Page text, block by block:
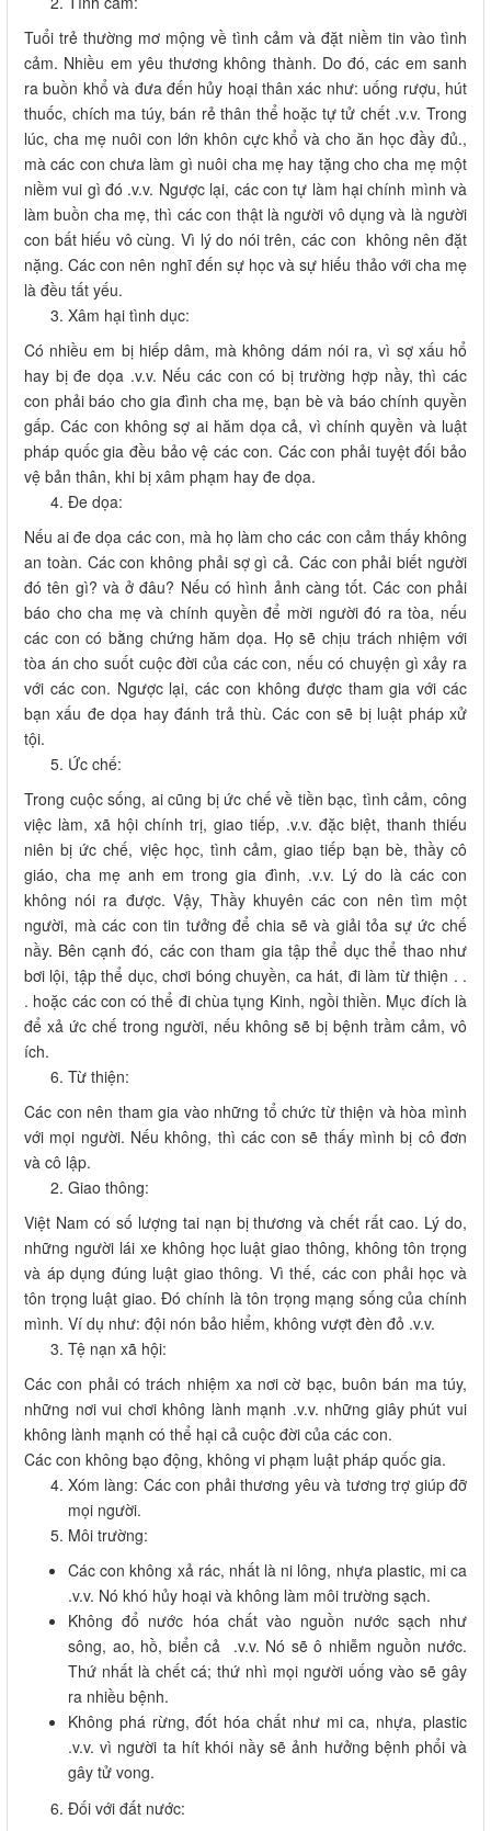
Tuổi trẻ thường mơ mộng về tình cảm và đặt niềm tin vào tình
cảm. Nhiều em yêu thương không thành. Do đó, các em sanh
ra buồn khổ và đưa đến hủy hoại thân xác như: uống rượu, hút
thuốc, chích ma túy, bán rẻ thân thể hoặc tự tử chết .v.v. Trong
lúc, cha mẹ nuôi con lớn khôn cực khổ và cho ăn học đầy đủ.,
mà các con chưa làm gì nuôi cha mẹ hay tặng cho cha mẹ một
niềm vui gì đó .v.v. Ngược lại, các con tự làm hại chính mình và
làm buồn cha mẹ, thì các con thật là người vô dụng và là người
con bất hiếu vô cùng. Vì lý do nói trên, các con không nên đặt
nặng. Các con nên nghĩ đến sự học và sự hiếu thảo với cha mẹ
là đều tất yếu.
Xâm hại tình dục:
Có nhiều em bị hiếp dâm, mà không dám nói ra, vì sợ xấu hổ
hay bị đe dọa .v.v. Nếu các con có bị trường hợp nầy, thì các
con phải báo cho gia đình cha mẹ, bạn bè và báo chính quyền
gấp. Các con không sợ ai hăm dọa cả, vì chính quyền và luật
pháp quốc gia đều bảo vệ các con. Các con phải tuyệt đối bảo
vệ bản thân, khi bị xâm phạm hay đe dọa.
Đe dọa:
Nếu ai đe dọa các con, mà họ làm cho các con cảm thấy không
an toàn. Các con không phải sợ gì cả. Các con phải biết người
đó tên gì? và ở đâu? Nếu có hình ảnh càng tốt. Các con phải
báo cho cha mẹ và chính quyền để mời người đó ra tòa, nếu
các con có bằng chứng hăm dọa. Họ sẽ chịu trách nhiệm với
tòa án cho suốt cuộc đời của các con, nếu có chuyện gì xảy ra
với các con. Ngược lại, các con không được tham gia với các
bạn xấu đe dọa hay đánh trả thù. Các con sẽ bị luật pháp xử
tội.
Ức chế:
Trong cuộc sống, ai cũng bị ức chế về tiền bạc, tình cảm, công
việc làm, xã hội chính trị, giao tiếp, .v.v. đặc biệt, thanh thiếu
niên bị ức chế, việc học, tình cảm, giao tiếp bạn bè, thầy cô
giáo, cha mẹ anh em trong gia đình, .v.v. Lý do là các con
không nói ra được. Vậy, Thầy khuyên các con nên tìm một
người, mà các con tin tưởng để chia sẽ và giải tỏa sự ức chế
nầy. Bên cạnh đó, các con tham gia tập thể dục thể thao như
bơi lội, tập thể dục, chơi bóng chuyền, ca hát, đi làm từ thiện . .
. hoặc các con có thể đi chùa tụng Kinh, ngồi thiền. Mục đích là
để xả ức chế trong người, nếu không sẽ bị bệnh trầm cảm, vô
ích.
Từ thiện:
Các con nên tham gia vào những tổ chức từ thiện và hòa mình
với mọi người. Nếu không, thì các con sẽ thấy mình bị cô đơn
và cô lập.
Giao thông:
Việt Nam có số lượng tai nạn bị thương và chết rất cao. Lý do,
những người lái xe không học luật giao thông, không tôn trọng
và áp dụng đúng luật giao thông. Vì thế, các con phải học và
tôn trọng luật giao. Đó chính là tôn trọng mạng sống của chính
mình. Ví dụ như: đội nón bảo hiểm, không vượt đèn đỏ .v.v.
Tệ nạn xã hội:
Các con phải có trách nhiệm xa nơi cờ bạc, buôn bán ma túy,
những nơi vui chơi không lành mạnh .v.v. những giây phút vui
không lành mạnh có thể hại cả cuộc đời của các con.
Các con không bạo động, không vi phạm luật pháp quốc gia.
Xóm làng: Các con phải thương yêu và tương trợ giúp đỡ
mọi người.
Môi trường:
Các con không xả rác, nhất là ni lông, nhựa plastic, mi ca
.v.v. Nó khó hủy hoại và không làm môi trường sạch.
Không đổ nước hóa chất vào nguồn nước sạch như
sông, ao, hồ, biển cả .v.v. Nó sẽ ô nhiễm nguồn nước.
Thứ nhất là chết cá; thứ nhì mọi người uống vào sẽ gây
ra nhiều bệnh.
Không phá rừng, đốt hóa chất như mi ca, nhựa, plastic
.v.v. vì người ta hít khói nầy sẽ ảnh hưởng bệnh phổi và
gây tử vong.
Đối với đất nước: